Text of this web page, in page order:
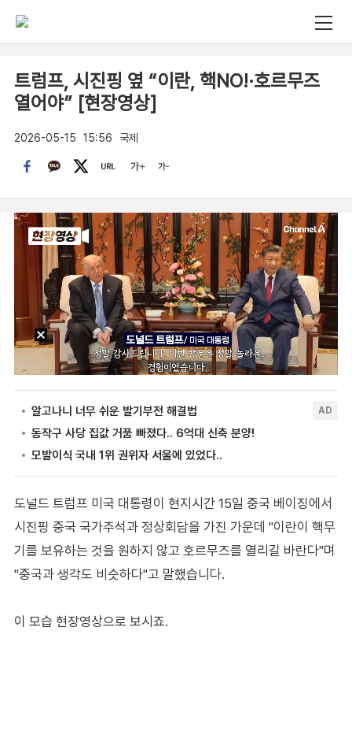
트럼프, 시진핑 옆 “이란, 핵NO!·호르무즈
열어야” [현장영상]
2026-05-15 15:56 국제
도널드 트럼프 미국 대통령이 현지시간 15일 중국 베이징에서
시진핑 중국 국가주석과 정상회담을 가진 가운데 "이란이 핵무
기를 보유하는 것을 원하지 않고 호르무즈를 열리길 바란다"며
"중국과 생각도 비슷하다"고 말했습니다.
이 모습 현장영상으로 보시죠.